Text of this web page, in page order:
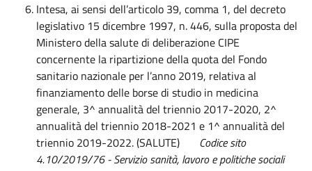
Intesa, ai sensi dell’articolo 39, comma 1, del decreto
legislativo 15 dicembre 1997, n. 446, sulla proposta del
Ministero della salute di deliberazione CIPE
concernente la ripartizione della quota del Fondo
sanitario nazionale per l’anno 2019, relativa al
finanziamento delle borse di studio in medicina
generale, 3^ annualità del triennio 2017-2020, 2^
annualità del triennio 2018-2021 e 1^ annualità del
triennio 2019-2022. (SALUTE) Codice sito
4.10/2019/76 -Servizio sanità, lavoro e politiche sociali